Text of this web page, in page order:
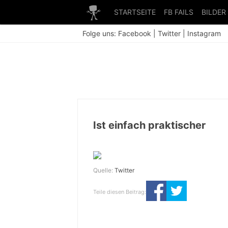
STARTSEITE FB FAILS BILDER
Folge uns: Facebook Twitter Instagram
Ist einfach praktischer
Quelle: Twitter
Teile diesen Beitrag: